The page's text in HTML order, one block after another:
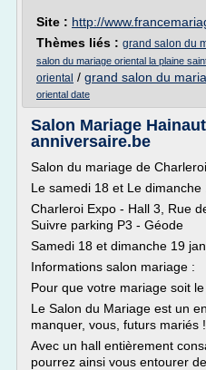
Site : http://
Thèmes liés : grand salon du
salon du mariage oriental la plaine
oriental / grand salon du
oriental date
Salon Mariage
anniversaire.be
Salon du mariage de
Le samedi 18 et Le
Charleroi Expo - Hall 3, Rue
Suivre parking P3 - Géode
Samedi 18 et dimanche 19
Informations salon mariage :
Pour que votre mariage soit
Le Salon du Mariage est un
manquer, vous, futurs mariés !
Avec un hall entièrement
pourrez ainsi vous entourer